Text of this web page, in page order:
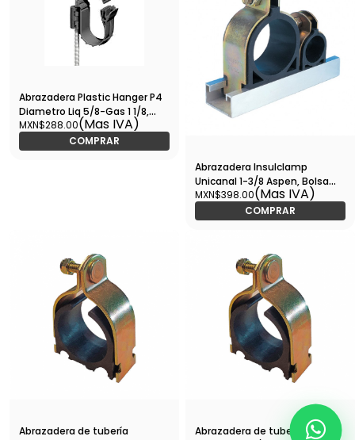
Abrazadera Plastic Hanger P4
Diametro Liq 5/8-Gas 1 1/8,
Bolsa Con 10 Piezas - B6545
MXN$288.00(Mas IVA)
COMPRAR
Abrazadera Insulclamp
Unicanal 1-3/8 Aspen, Bolsa
Con 10 Pzas - B6265
MXN$398.00(Mas IVA)
COMPRAR
Abrazadera de tubería
Abrazadera de tubería